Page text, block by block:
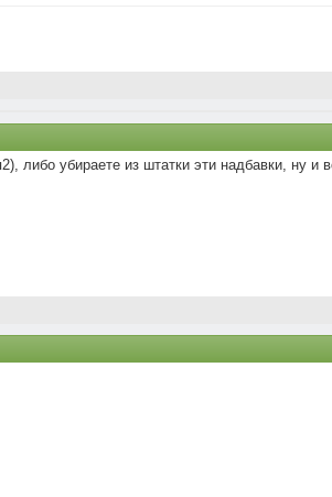
либо убираете из штатки эти надбавки, ну